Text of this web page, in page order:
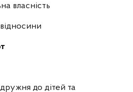
власність
до дітей та